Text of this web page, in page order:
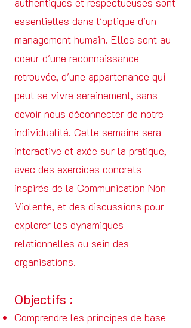
essentielles dans l'optique d'un
management humain. Elles sont au
coeur d'une reconnaissance
retrouvée, d'une appartenance qui
peut se vivre sereinement, sans
devoir nous déconnecter de notre
individualité. Cette semaine sera
interactive et axée sur la pratique,
avec des exercices concrets
inspirés de la Communication Non
Violente, et des discussions pour
explorer les dynamiques
relationnelles au sein des
organisations.
Objectifs :
Comprendre les principes de base